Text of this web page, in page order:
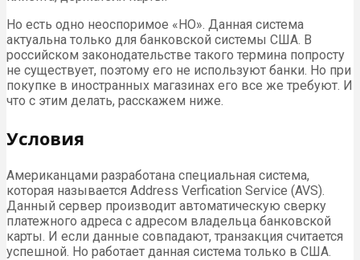
Но есть одно неоспоримое «НО». Данная система
актуальна только для банковской системы США. В
российском законодательстве такого термина попросту
не существует, поэтому его не используют банки. Но при
покупке в иностранных магазинах его все же требуют. И
что с этим делать, расскажем ниже.
Условия
Американцами разработана специальная система,
которая называется Address Verfication Service (AVS).
Данный сервер производит автоматическую сверку
платежного адреса с адресом владельца банковской
карты. И если данные совпадают, транзакция считается
успешной. Но работает данная система только в США.